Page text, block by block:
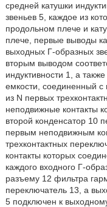
средней катушки
звеньев 5, каждое из
продольном плече и
плече, первые выводы
выходных Г-образных
вторым выводом
индуктивности 1, а
емкости, соединенный
из N первых
неподвижные контакты
второй конденсатор 10
первым неподвижным
трехконтактных
контакты которых
каждого входного Г-
разъему 12 фильтра
переключатель 13, а
5 подключен к